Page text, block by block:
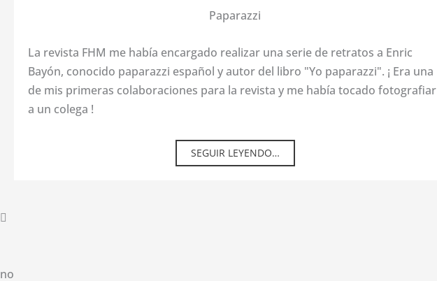
Paparazzi
La revista FHM me había encargado realizar una serie de retratos a Enric
Bayón, conocido paparazzi español y autor del libro "Yo paparazzi". ¡ Era una
de mis primeras colaboraciones para la revista y me había tocado fotografiar
a un colega !
SEGUIR LEYENDO…
no